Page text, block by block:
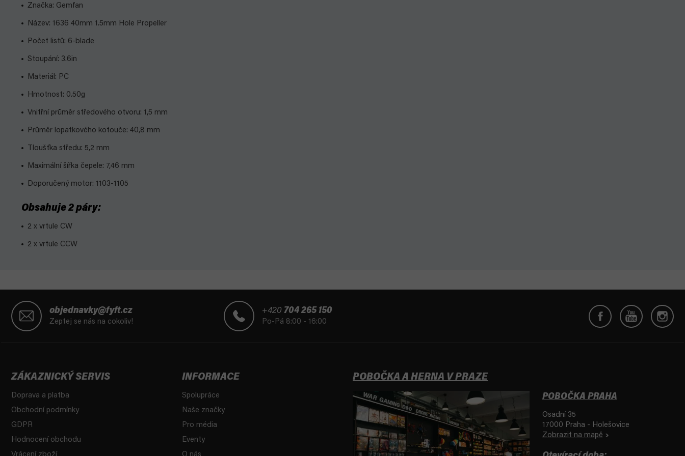
Značka: Gemfan
Název: 1636 40mm 1.5mm Hole Propeller
Počet listů: 6-blade
Stoupání: 3.6in
Materiál: PC
Hmotnost: 0.50g
Vnitřní průměr středového otvoru: 1,5 mm
Průměr lopatkového kotouče: 40,8 mm
Tloušťka středu: 5,2 mm
Maximální šířka čepele: 7,46 mm
Doporučený motor: 1103-1105
Obsahuje 2 páry:
2 x vrtule CW
2 x vrtule CCW
objednavky@fyft.cz
Zeptej se nás na cokoliv!
+420 704 265 150
Po-Pá 8:00 - 16:00
ZÁKAZNICKÝ SERVIS
Doprava a platba
Obchodní podmínky
GDPR
Hodnocení obchodu
INFORMACE
Spolupráce
Naše značky
Pro média
Eventy
POBOČKA A HERNA V PRAZE
POBOČKA PRAHA
Osadní 35
17000 Praha - Holešovice
Zobrazit na mapě